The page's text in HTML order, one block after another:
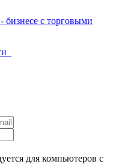
для компьютеров с